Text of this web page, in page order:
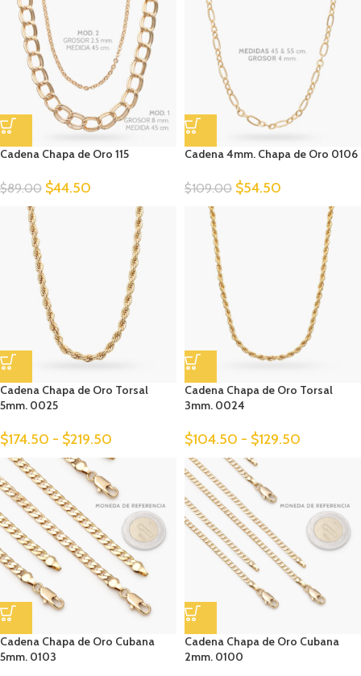
Cadena Chapa de Oro 115
$89.00 $44.50
Cadena 4mm. Chapa de Oro 0106
$109.00 $54.50
Cadena Chapa de Oro Torsal
5mm. 0025
$174.50 - $219.50
Cadena Chapa de Oro Torsal
3mm. 0024
$104.50 - $129.50
Cadena Chapa de Oro Cubana
5mm. 0103
Cadena Chapa de Oro Cubana
2mm. 0100